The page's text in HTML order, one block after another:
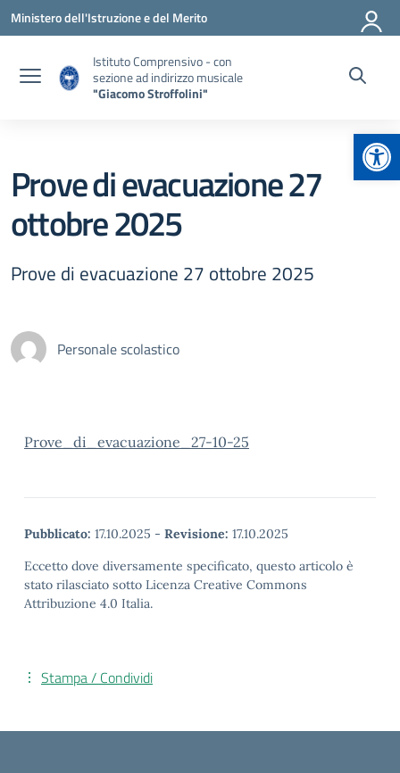
Vai ai contenuti
Vai al menu di navigazione
Vai al footer
Ministero dell'Istruzione e del Merito
Istituto Comprensivo - con
sezione ad indirizzo musicale
"Giacomo Stroffolini"
Prove di evacuazione 27
ottobre 2025
Prove di evacuazione 27 ottobre 2025
Personale scolastico
Prove_di_evacuazione_27-10-25
Pubblicato: 17.10.2025 - Revisione: 17.10.2025
Eccetto dove diversamente specificato, questo articolo è
stato rilasciato sotto Licenza Creative Commons
Attribuzione 4.0 Italia.
Stampa / Condividi